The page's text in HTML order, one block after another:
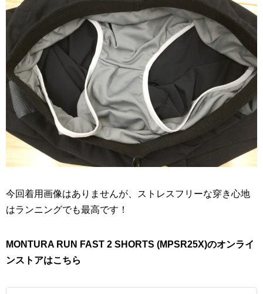
今回着用画像はありませんが、ストレスフリーな穿き心地
はランニングでも最高です！
MONTURA RUN FAST 2 SHORTS (MPSR25X)のオンライ
ンストアはこちら